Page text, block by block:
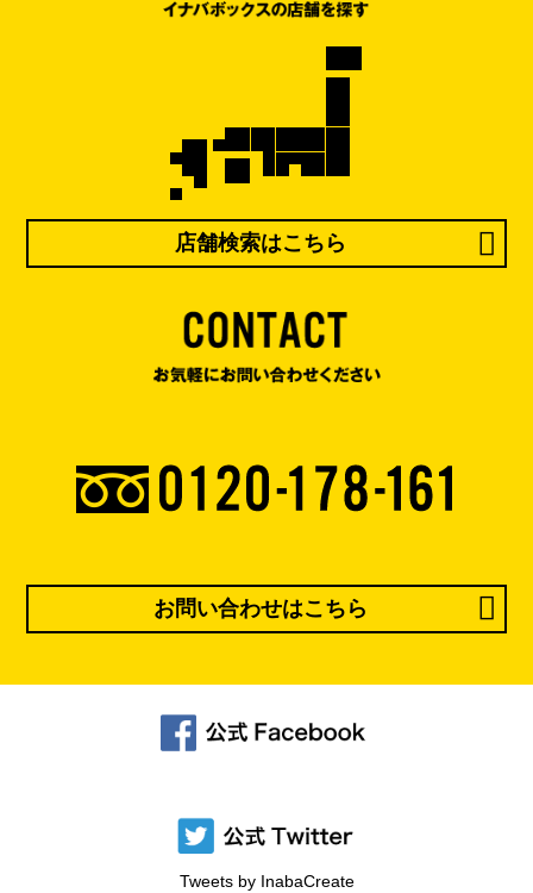
店舗検索はこちら
お問い合わせはこちら
Tweets by InabaCreate